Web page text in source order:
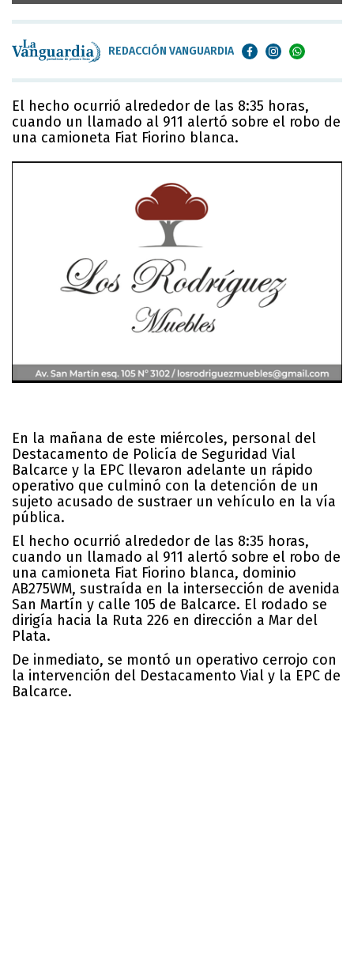
REDACCIÓN VANGUARDIA
El hecho ocurrió alrededor de las 8:35 horas,
cuando un llamado al 911 alertó sobre el robo de
una camioneta Fiat Fiorino blanca.
En la mañana de este miércoles, personal del
Destacamento de Policía de Seguridad Vial
Balcarce y la EPC llevaron adelante un rápido
operativo que culminó con la detención de un
sujeto acusado de sustraer un vehículo en la vía
pública.
El hecho ocurrió alrededor de las 8:35 horas,
cuando un llamado al 911 alertó sobre el robo de
una camioneta Fiat Fiorino blanca, dominio
AB275WM, sustraída en la intersección de avenida
San Martín y calle 105 de Balcarce. El rodado se
dirigía hacia la Ruta 226 en dirección a Mar del
Plata.
De inmediato, se montó un operativo cerrojo con
la intervención del Destacamento Vial y la EPC de
Balcarce.